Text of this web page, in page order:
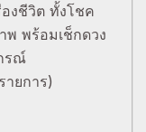
งชีวิต ทั้งโชค
พ พร้อมเช็กดวง
รณ์
ยการ)